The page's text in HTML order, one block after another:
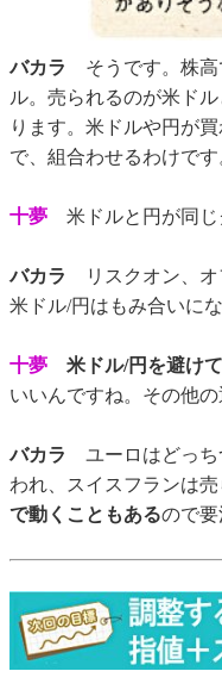
バカラ
そうです。株高
ル。売られるのが米ド
ります。米ドルや円が
で、組合わせるわけです
十夢 米ドルと円が同じ
バカラ
リスクオン、オ
米ドル/円はもみ合いに
十夢 米ドル/円を避け
いいんですね。その他
バカラ
ユーロはどっち
われ、スイスフランは売
で動くこともあるので要